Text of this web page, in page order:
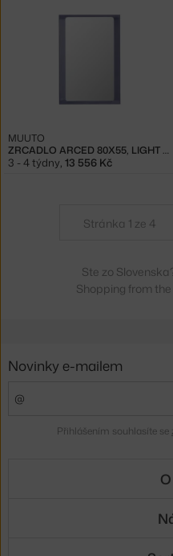
ZRCADLO ARCED 80X55, LIGHT LILAC
MUUTO
3 - 4 týdny, 13 556 Kč
Stránka 1 ze 4
Ste zo
Shopping from
Novinky e-mailem
Přihlášením souhlasíte se